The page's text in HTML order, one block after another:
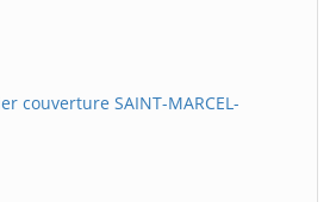
couverture SAINT-MARCEL-